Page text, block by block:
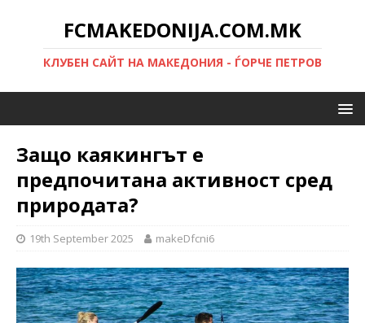
FCMAKEDONIJA.COM.MK
КЛУБЕН САЙТ НА МАКЕДОНИЯ - ЃОРЧЕ ПЕТРОВ
Защо каякингът е
предпочитана активност сред
природата?
19th September 2025 makeDfcni6